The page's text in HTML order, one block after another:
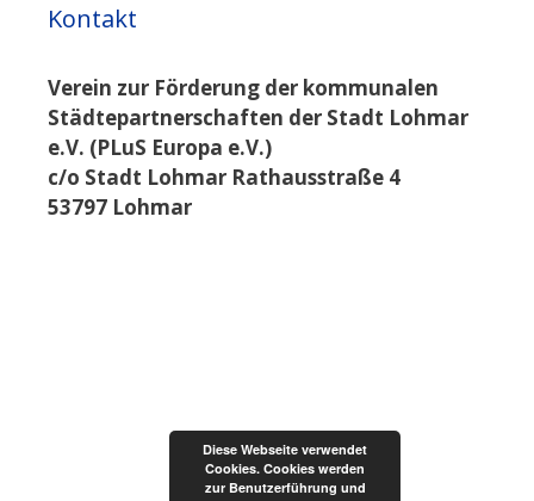
Kontakt
Verein zur Förderung der kommunalen
Städtepartnerschaften der Stadt Lohmar
e.V. (PLuS Europa e.V.)
c/o Stadt Lohmar Rathausstraße 4
53797 Lohmar
Diese Webseite verwendet
Cookies. Cookies werden
zur Benutzerführung und